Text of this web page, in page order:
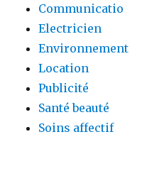
Communicatio
Electricien
Environnement
Location
Publicité
Santé beauté
Soins affectif